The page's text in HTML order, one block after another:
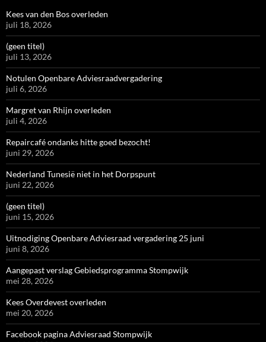
Kees van den Bos overleden
juli 18, 2026
(geen titel)
juli 13, 2026
Notulen Openbare Adviesraadvergadering
juli 6, 2026
Margret van Rhijn overleden
juli 4, 2026
Repaircafé ondanks hitte goed bezocht!
juni 29, 2026
Nederland Tunesië niet in het Dorpspunt
juni 22, 2026
(geen titel)
juni 15, 2026
Uitnodiging Openbare Adviesraad vergadering 25 juni
juni 8, 2026
Aangepast verslag Gebiedsprogramma Stompwijk
mei 28, 2026
Kees Overdevest overleden
mei 20, 2026
Facebook pagina Adviesraad Stompwijk